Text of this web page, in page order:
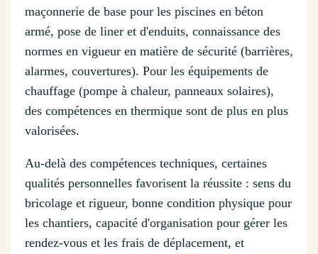
maçonnerie de base pour les piscines en béton
armé, pose de liner et d'enduits, connaissance des
normes en vigueur en matière de sécurité (barrières,
alarmes, couvertures). Pour les équipements de
chauffage (pompe à chaleur, panneaux solaires),
des compétences en thermique sont de plus en plus
valorisées.
Au-delà des compétences techniques, certaines
qualités personnelles favorisent la réussite : sens du
bricolage et rigueur, bonne condition physique pour
les chantiers, capacité d'organisation pour gérer les
rendez-vous et les frais de déplacement, et